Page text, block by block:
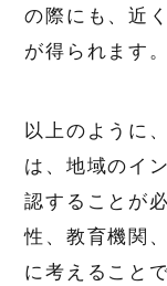
の際にも、近
が得られます。
以上のように
は、地域のイ
認することが
性、教育機関
に考えること